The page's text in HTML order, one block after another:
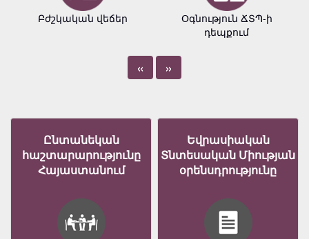
Բժշկական վեճեր
Օգնություն ՃՏՊ-ի
դեպքում
« »
Ընտանեկան
հաշտարարությունը
Հայաստանում
Եվրասիական
Տնտեսական Միության
օրենսդրությունը